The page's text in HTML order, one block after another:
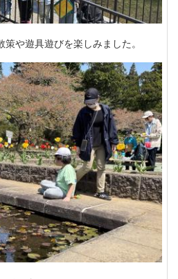
や遊具遊びを楽しみました。